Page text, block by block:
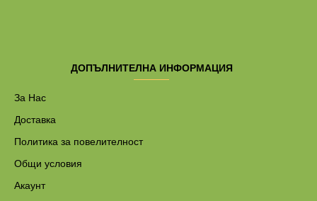
ДОПЪЛНИТЕЛНА ИНФОРМАЦИЯ
За Нас
Доставка
Политика за повелителност
Общи условия
Акаунт